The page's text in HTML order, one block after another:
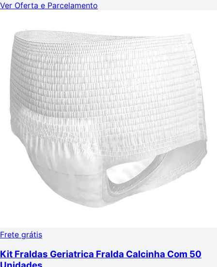
Ver Oferta e Parcelamento
Frete grátis
Kit Fraldas Geriatrica Fralda Calcinha Com 50